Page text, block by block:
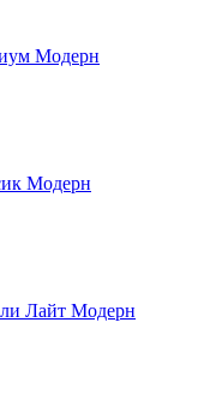
Модерн
Модерн
Лайт Модерн